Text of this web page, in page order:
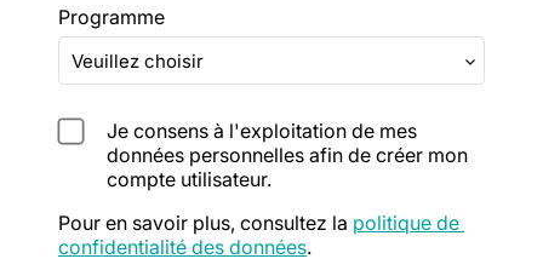
Programme
Je consens à l'exploitation de mes
données personnelles afin de créer mon
compte utilisateur.
Pour en savoir plus, consultez la politique de
confidentialité des données.